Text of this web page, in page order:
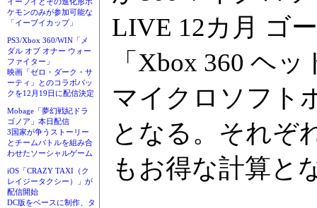
ケモンのみが参加可能な
「イーブイカップ」
PS3/Xbox 360/WIN「メ
ダル オブ オナー ウォー
ファイター」
映画「ゼロ・ダーク・サ
ーティ」とのコラボパッ
クを12月19日に配信決定
Mobage「夢幻戦紀ドラ
ゴノア」本日配信
3国家が争うストーリー
とチームバトルを組み合
わせたソーシャルゲーム
iOS「CRAZY TAXI（ク
レイジータクシー）」が
配信開始
DC版をベースに制作、タ
LIVE 12カ月 ゴ
「Xbox 360 ヘ
マイクロソフト
となる。それぞ
もお得な計算と